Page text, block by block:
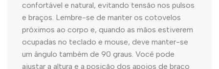
confortável e natural, evitando tensão nos pulsos
e braços. Lembre-se de manter os cotovelos
próximos ao corpo e, quando as mãos estiverem
ocupadas no teclado e mouse, deve manter-se
um ângulo também de 90 graus. Você pode
ajustar a altura e a posição dos apoios de braço